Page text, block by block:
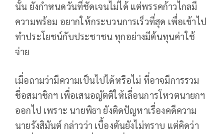
นั้น ยังกำหนดวันที่ชัดเจนไม่ได้ แต่พรรคก้าวไกลมี
ความพร้อม อยากให้กระบวนการเร็วที่สุด เพื่อเข้าไป
ทำประโยชน์กับประชาชน ทุกอย่างมีต้นทุนค่าใช้
จ่าย
เมื่อถามว่ามีความเป็นไปได้หรือไม่ ที่อาจมีการรวม
ชื่อสมาชิกฯ เพื่อเสนอญัตติให้เลื่อนการโหวตนายกฯ
ออกไป เพราะ นายพิธา ยังติดปัญหาเรื่องคดีความ
นายรังสิมันต์ กล่าวว่า เบื้องต้นยังไม่ทราบ แต่คิดว่า